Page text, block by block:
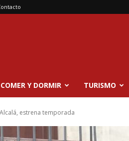
COMER Y DORMIR TURISMO
estrena temporada